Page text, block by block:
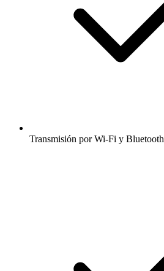
Transmisión por Wi-Fi y Bluetooth